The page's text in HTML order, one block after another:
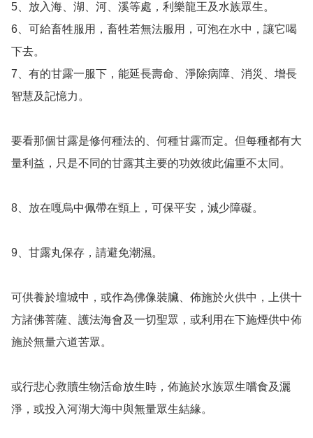
5、放入海、湖、河、溪等處，利樂龍王及水族眾生。
6、可給畜牲服用，畜牲若無法服用，可泡在水中，讓它喝
下去。
7、有的甘露一服下，能延長壽命、淨除病障、消災、增長
智慧及記憶力。
要看那個甘露是修何種法的、何種甘露而定。但每種都有大
量利益，只是不同的甘露其主要的功效彼此偏重不太同。
8、放在嘎烏中佩帶在頸上，可保平安，減少障礙。
9、甘露丸保存，請避免潮濕。
可供養於壇城中，或作為佛像裝臟、佈施於火供中，上供十
方諸佛菩薩、護法海會及一切聖眾，或利用在下施煙供中佈
施於無量六道苦眾。
或行悲心救贖生物活命放生時，佈施於水族眾生嚐食及灑
淨，或投入河湖大海中與無量眾生結緣。